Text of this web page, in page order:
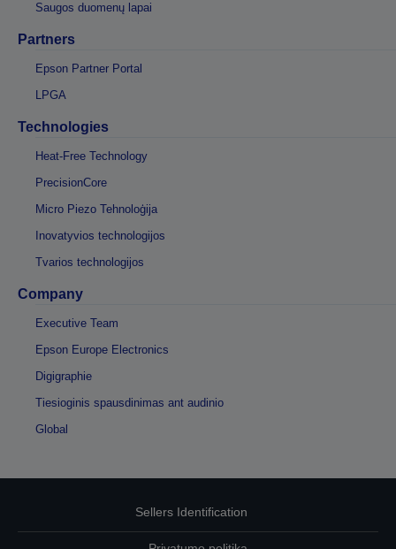
Saugos duomenų lapai
Partners
Epson Partner Portal
LPGA
Technologies
Heat-Free Technology
PrecisionCore
Micro Piezo Tehnoloģija
Inovatyvios technologijos
Tvarios technologijos
Company
Executive Team
Epson Europe Electronics
Digigraphie
Tiesioginis spausdinimas ant audinio
Global
Sellers Identification